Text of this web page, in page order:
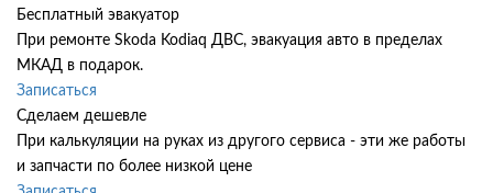
Бесплатный эвакуатор
При ремонте Skoda Kodiaq ДВС, эвакуация авто в пределах
МКАД в подарок.
Записаться
Сделаем дешевле
При калькуляции на руках из другого сервиса - эти же работы
и запчасти по более низкой цене